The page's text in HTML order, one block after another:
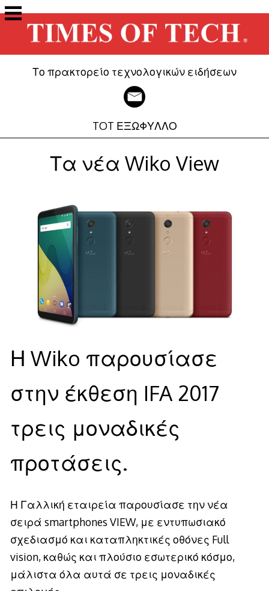
Μετάβαση
στο
περιεχόμενο
Το πρακτορείο τεχνολογικών ειδήσεων
TOT ΕΞΩΦΥΛΛΟ
Τα νέα Wiko View
Η Wiko παρουσίασε
στην έκθεση IFA 2017
τρεις μοναδικές
προτάσεις.
Η Γαλλική εταιρεία παρουσίασε την νέα
σειρά smartphones VIEW, με εντυπωσιακό
σχεδιασμό και καταπληκτικές οθόνες Full
vision, καθώς και πλούσιο εσωτερικό κόσμο,
μάλιστα όλα αυτά σε τρεις μοναδικές